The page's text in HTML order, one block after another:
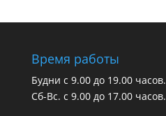
Время работы
Будни с 9.00 до 19.00 часов.
Сб-Вс. с 9.00 до 17.00 часов.